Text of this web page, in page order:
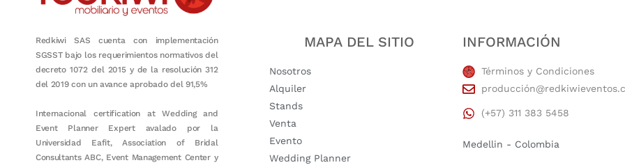
Redkiwi SAS cuenta con implementación
SGSST bajo los requerimientos normativos del
decreto 1072 del 2015 y de la resolución 312
del 2019 con un avance aprobado del 91,5%
Internacional certification at Wedding and
Event Planner Expert avalado por la
Universidad Eafit, Association of Bridal
Consultants ABC, Event Management Center y
MAPA DEL SITIO
Nosotros
Alquiler
Stands
Venta
Evento
Wedding Planner
INFORMACIÓN
Términos y Condiciones
(+57) 311 383 5458
Medellin - Colombia